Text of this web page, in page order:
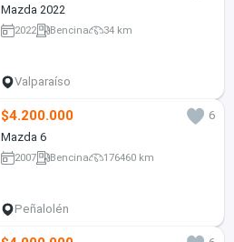
Mazda 2022
2022 Bencina 34 km
Valparaíso
$4.200.000
6
Mazda 6
2007 Bencina 176460 km
Peñalolén